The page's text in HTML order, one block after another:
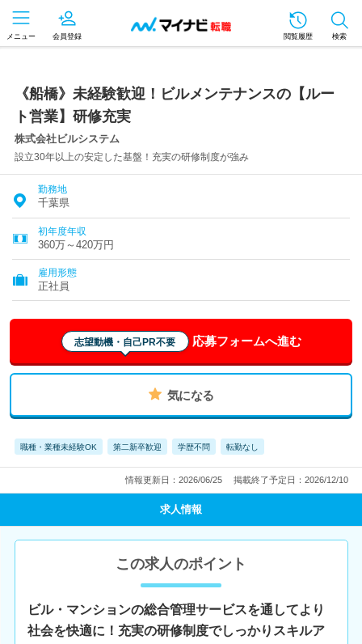
メニュー 会員登録 閲覧履歴 検索
《船橋》未経験歓迎！ビルメンテナンスの【ルー
ト営業】研修充実
株式会社ビルシステム
設立30年以上の安定した基盤！充実の研修制度が強み
勤務地
千葉県
初年度年収
360万～420万円
雇用形態
正社員
志望動機・自己PR不要 応募フォームへ進む
気になる
職種・業種未経験OK 第二新卒歓迎 学歴不問 転勤なし
情報更新日：2026/06/25 掲載終了予定日：2026/12/10
求人情報
この求人のポイント
ビル・マンションの総合管理サービスを通してより
社会を快適に！充実の研修制度でしっかりスキルア